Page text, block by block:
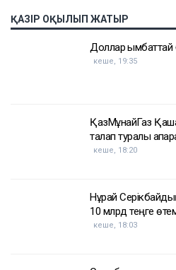
ҚАЗІР ОҚЫЛЫП ЖАТЫР
Доллар
кеше, 19:35
ҚазМұнайГаз
талап туралы
кеше, 18:20
Нұрай
10 млрд теңге
кеше, 18:03